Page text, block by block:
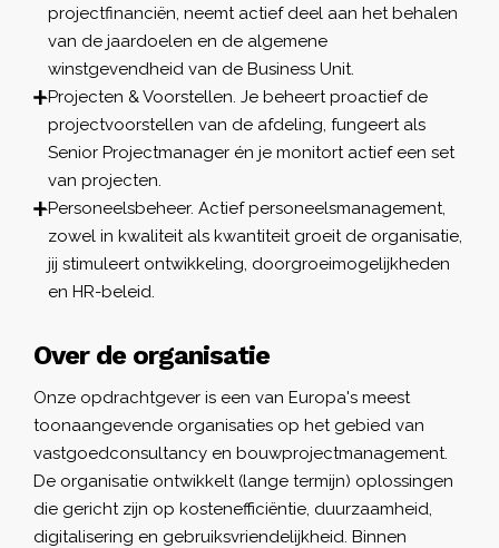
projectfinanciën, neemt actief deel aan het behalen
van de jaardoelen en de algemene
winstgevendheid van de Business Unit.
Projecten & Voorstellen. Je beheert proactief de
projectvoorstellen van de afdeling, fungeert als
Senior Projectmanager én je monitort actief een set
van projecten.
Personeelsbeheer. Actief personeelsmanagement,
zowel in kwaliteit als kwantiteit groeit de organisatie,
jij stimuleert ontwikkeling, doorgroeimogelijkheden
en HR-beleid.
Over de organisatie
Onze opdrachtgever is een van Europa's meest
toonaangevende organisaties op het gebied van
vastgoedconsultancy en bouwprojectmanagement.
De organisatie ontwikkelt (lange termijn) oplossingen
die gericht zijn op kostenefficiëntie, duurzaamheid,
digitalisering en gebruiksvriendelijkheid. Binnen